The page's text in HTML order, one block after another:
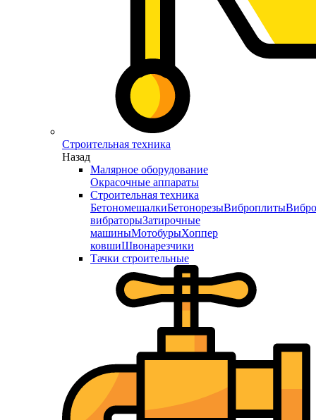
Строительная техника
Назад
Малярное оборудование
Окрасочные аппараты
Строительная техника
БетономешалкиБетонорезыВиброплиты
вибраторыЗатирочные
машиныМотобурыХоппер
ковшиШвонарезчики
Тачки строительные